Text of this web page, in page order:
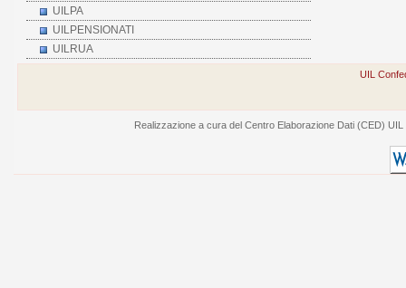
UILPA
UILPENSIONATI
UILRUA
UIL
Realizzazione a cura del Centro Elaborazione Dati (CED)